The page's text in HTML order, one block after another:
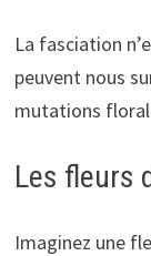
La fasciation
peuvent nous
mutations
Les fleurs
Imaginez une